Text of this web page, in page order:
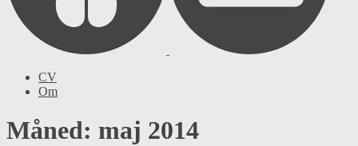
CV
Om
Måned: maj 2014